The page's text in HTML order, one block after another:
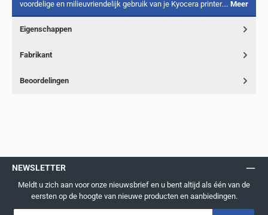
voordelige en milieuvriendelijk gebruik van je Kyocera printer.… Meer
Eigenschappen
Fabrikant
Beoordelingen
NEWSLETTER
Meldt u zich aan voor onze nieuwsbrief en u bent altijd als één van de
eersten op de hoogte van nieuwe producten en aanbiedingen.